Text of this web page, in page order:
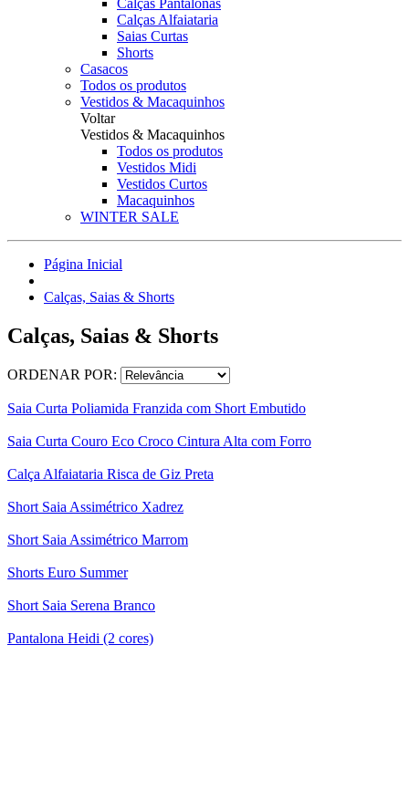
Calças Pantalonas
Calças Alfaiataria
Saias Curtas
Shorts
Casacos
Todos os produtos
Vestidos & Macaquinhos
Voltar
Vestidos & Macaquinhos
Todos os produtos
Vestidos Midi
Vestidos Curtos
Macaquinhos
WINTER SALE
Página Inicial
Calças, Saias & Shorts
Calças, Saias & Shorts
ORDENAR POR:
Saia Curta Poliamida Franzida com Short Embutido
Saia Curta Couro Eco Croco Cintura Alta com Forro
Calça Alfaiataria Risca de Giz Preta
Short Saia Assimétrico Xadrez
Short Saia Assimétrico Marrom
Shorts Euro Summer
Short Saia Serena Branco
Pantalona Heidi (2 cores)